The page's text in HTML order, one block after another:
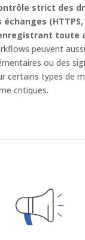
strict des
(HTTPS,
toute
peuvent
ou des
certains types de
critiques.